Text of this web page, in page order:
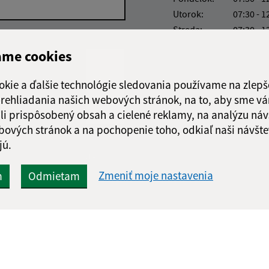
cookies
a ďalšie technológie sledovania používame na
našich webových stránok, na to, aby sme
prispôsobený obsah a cielené reklamy, na analýzu
stránok a na pochopenie toho, odkiaľ naši
Odmietam Zmeniť moje nastavenia
Google reCaptcha Response
Utorok:
07:30 -
Streda:
07:30 -
Obedňajšia